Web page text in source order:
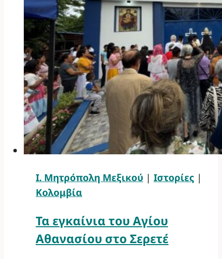
Ι. Μητρόπολη Μεξικού | Ιστορίες |
Κολομβία
Τα εγκαίνια του Αγίου
Αθανασίου στο Σερετέ